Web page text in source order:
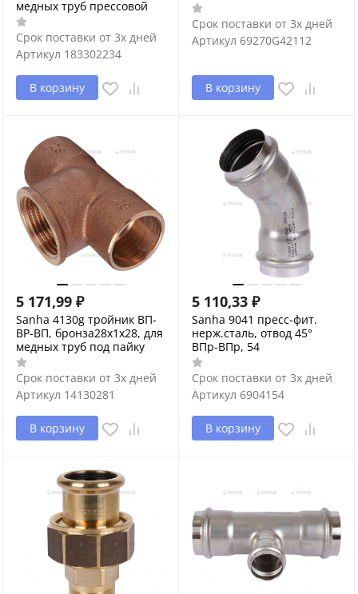
медных труб прессовой
Срок поставки от 3х дней
Артикул 183302234
В корзину
Срок поставки от 3х дней
Артикул 69270G42112
В корзину
5 171,99 ₽
Sanha 4130g тройник ВП-
ВР-ВП, бронза28x1x28, для
медных труб под пайку
Срок поставки от 3х дней
Артикул 14130281
В корзину
5 110,33 ₽
Sanha 9041 пресс-фит.
нерж.сталь, отвод 45°
ВПр-ВПр, 54
Срок поставки от 3х дней
Артикул 6904154
В корзину